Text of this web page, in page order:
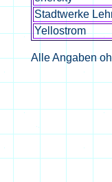
Stadtwerke
Yellostrom
Alle Angaben